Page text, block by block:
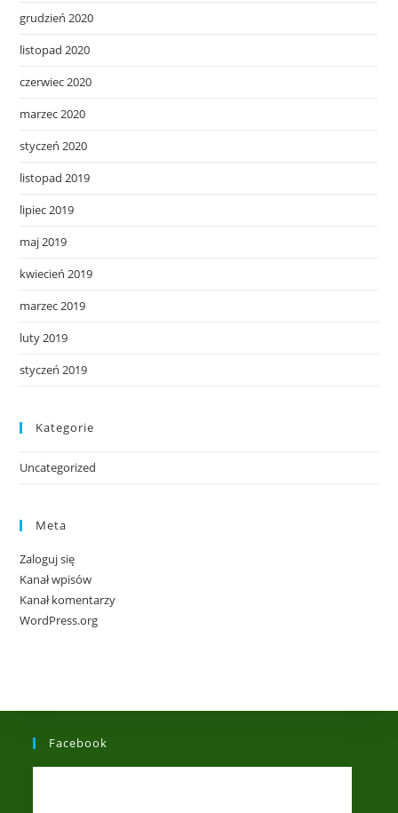
grudzień 2020
listopad 2020
czerwiec 2020
marzec 2020
styczeń 2020
listopad 2019
lipiec 2019
maj 2019
kwiecień 2019
marzec 2019
luty 2019
styczeń 2019
Kategorie
Uncategorized
Meta
Zaloguj się
Kanał wpisów
Kanał komentarzy
WordPress.org
Facebook